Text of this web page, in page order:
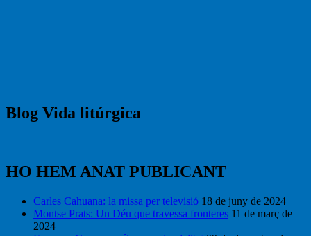
Blog Vida litúrgica
HO HEM ANAT PUBLICANT
Carles Cahuana: la missa per televisió 18 de juny de 2024
Montse Prats: Un Déu que travessa fronteres 11 de març de
2024